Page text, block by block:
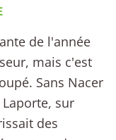
de l'année
mais c'est
Sans Nacer
sur
des